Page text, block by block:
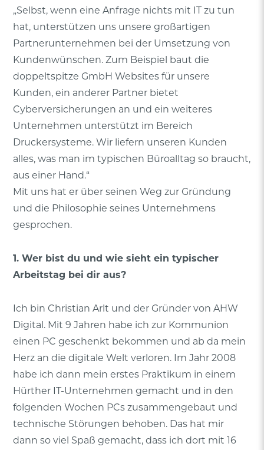
„Selbst, wenn eine Anfrage nichts mit IT zu tun
hat, unterstützen uns unsere großartigen
Partnerunternehmen bei der Umsetzung von
Kundenwünschen. Zum Beispiel baut die
doppeltspitze GmbH Websites für unsere
Kunden, ein anderer Partner bietet
Cyberversicherungen an und ein weiteres
Unternehmen unterstützt im Bereich
Druckersysteme. Wir liefern unseren Kunden
alles, was man im typischen Büroalltag so braucht,
aus einer Hand.“
Mit uns hat er über seinen Weg zur Gründung
und die Philosophie seines Unternehmens
gesprochen.
1. Wer bist du und wie sieht ein typischer
Arbeitstag bei dir aus?
Ich bin Christian Arlt und der Gründer von AHW
Digital. Mit 9 Jahren habe ich zur Kommunion
einen PC geschenkt bekommen und ab da mein
Herz an die digitale Welt verloren. Im Jahr 2008
habe ich dann mein erstes Praktikum in einem
Hürther IT-Unternehmen gemacht und in den
folgenden Wochen PCs zusammengebaut und
technische Störungen behoben. Das hat mir
dann so viel Spaß gemacht, dass ich dort mit 16